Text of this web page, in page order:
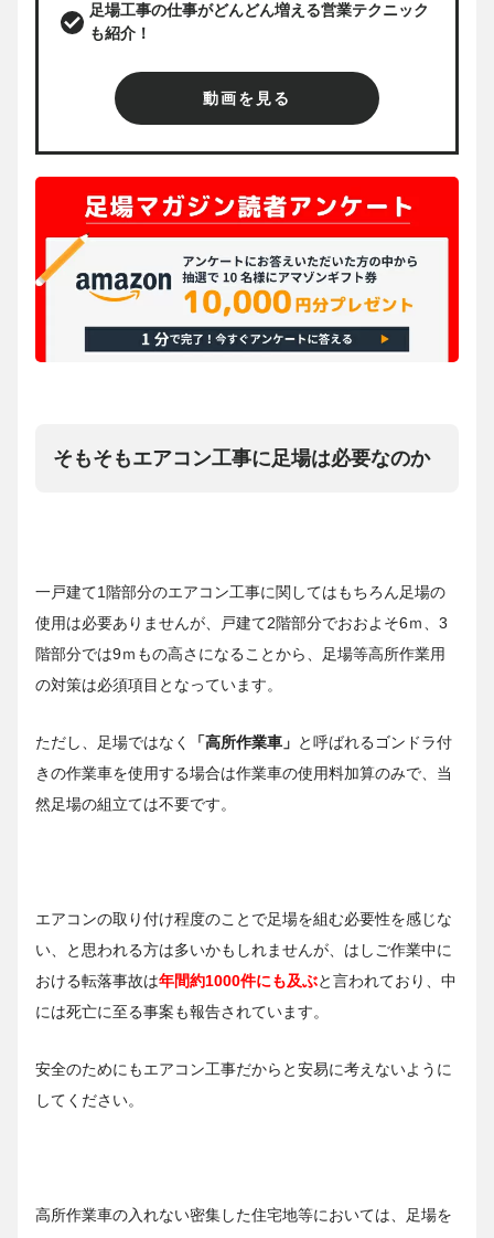
足場工事の仕事がどんどん増える営業テクニック
も紹介！
動画を見る
そもそもエアコン工事に足場は必要なのか
一戸建て1階部分のエアコン工事に関してはもちろん足場の
使用は必要ありませんが、戸建て2階部分でおおよそ6ｍ、3
階部分では9ｍもの高さになることから、足場等高所作業用
の対策は必須項目となっています。
ただし、足場ではなく 「高所作業車」 と呼ばれるゴンドラ付
きの作業車を使用する場合は作業車の使用料加算のみで、当
然足場の組立ては不要です。
エアコンの取り付け程度のことで足場を組む必要性を感じな
い、と思われる方は多いかもしれませんが、はしご作業中に
おける転落事故は年間約1000件にも及ぶと言われており、中
には死亡に至る事案も報告されています。
安全のためにもエアコン工事だからと安易に考えないように
してください。
高所作業車の入れない密集した住宅地等においては、足場を